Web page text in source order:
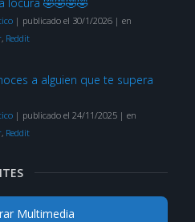
| publicado el 30/1/2026| en
, Reddit
a alguien que te supera
| publicado el 24/11/2025| en
, Reddit
Multimedia